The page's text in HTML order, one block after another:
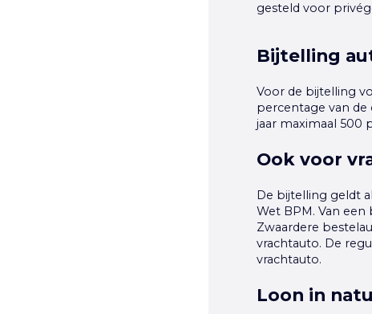
gesteld voor
Bijtelling
Voor de bijtelling
percentage van de
jaar maximaal 500
Ook voor
De bijtelling geldt
Wet BPM. Van
Zwaardere
vrachtauto. De
vrachtauto.
Loon in